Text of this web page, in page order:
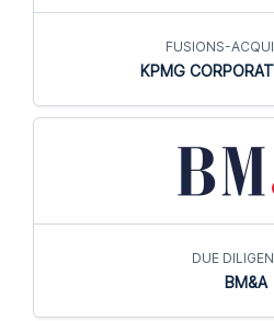
FUSIONS-
KPMG
DUE
BM&A